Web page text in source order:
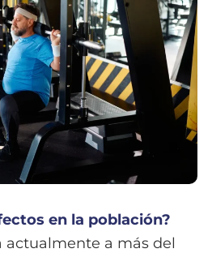
en la población?
actualmente a más del